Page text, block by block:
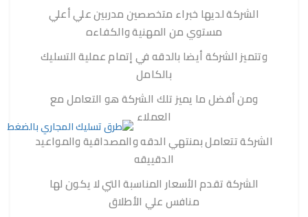
الشركة لديها خبراء متخصصين مدربين علي أعلي
مستوي من المهنية والكفاءه
وتتميز الشركة أيضا بالدقه في إتمام عملية التسليك
بالكامل
ومن أفضل ما يميز تلك الشركة هو التعامل مع
العملاء
الشركة تتعامل بمنتهي الدقه والمصداقية والمواعيد
الدقييقه
الشركة تقدم الأسعار المناسبة التي لا يكون لها
منافس علي الأطلاق